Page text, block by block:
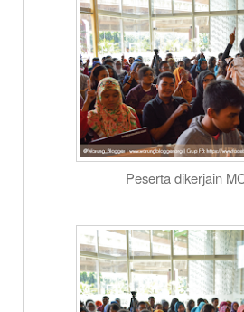
Peserta dikerjain